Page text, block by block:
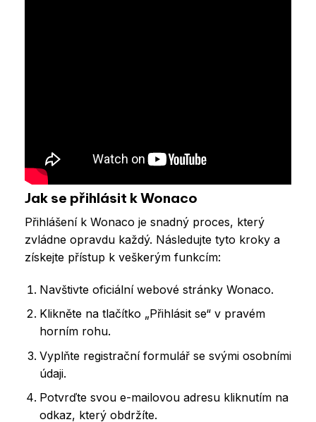
Jak se přihlásit k Wonaco
Přihlášení k Wonaco je snadný proces, který
zvládne opravdu každý. Následujte tyto kroky a
získejte přístup k veškerým funkcím:
Navštivte oficiální webové stránky Wonaco.
Klikněte na tlačítko „Přihlásit se“ v pravém
horním rohu.
Vyplňte registrační formulář se svými osobními
údaji.
Potvrďte svou e-mailovou adresu kliknutím na
odkaz, který obdržíte.